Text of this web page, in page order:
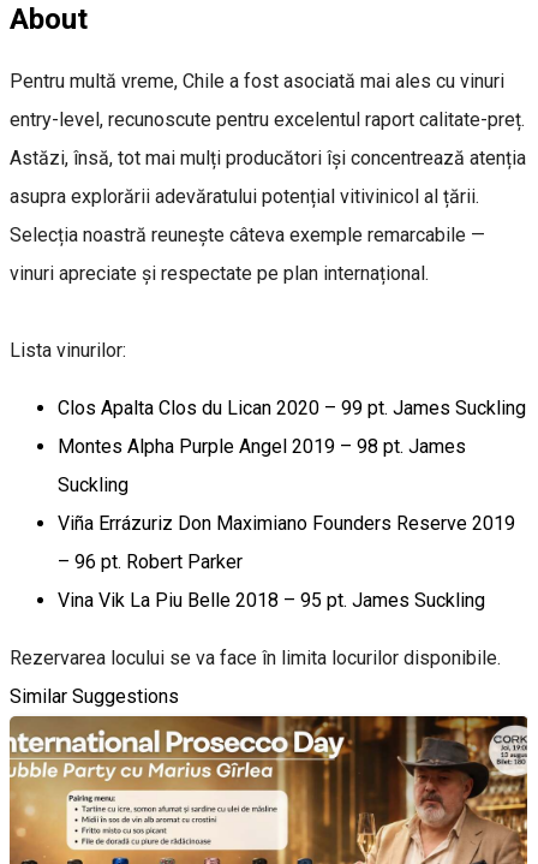
About
Pentru multă vreme, Chile a fost asociată mai ales cu vinuri
entry-level, recunoscute pentru excelentul raport calitate-preț.
Astăzi, însă, tot mai mulți producători își concentrează atenția
asupra explorării adevăratului potențial vitivinicol al țării.
Selecția noastră reunește câteva exemple remarcabile —
vinuri apreciate și respectate pe plan internațional.
Lista vinurilor:
Clos Apalta Clos du Lican 2020 – 99 pt. James Suckling
Montes Alpha Purple Angel 2019 – 98 pt. James
Suckling
Viña Errázuriz Don Maximiano Founders Reserve 2019
– 96 pt. Robert Parker
Vina Vik La Piu Belle 2018 – 95 pt. James Suckling
Rezervarea locului se va face în limita locurilor disponibile.
Similar Suggestions